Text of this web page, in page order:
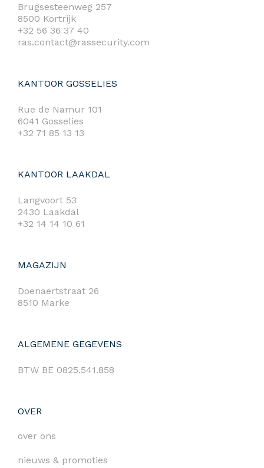
Brugsesteenweg 257
8500 Kortrijk
+32 56 36 37 40
ras.contact@rassecurity.com
KANTOOR GOSSELIES
Rue de Namur 101
6041 Gosselies
+32 71 85 13 13
KANTOOR LAAKDAL
Langvoort 53
2430 Laakdal
+32 14 14 10 61
MAGAZIJN
Doenaertstraat 26
8510 Marke
ALGEMENE GEGEVENS
BTW BE 0825.541.858
OVER
over ons
nieuws & promoties